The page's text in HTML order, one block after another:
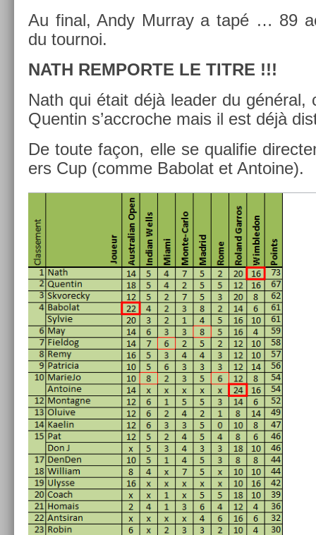
Au final, Andy Mur­ray a tapé … 89
du tour­noi.
NATH RE­MPOR­TE LE TITRE !!!
Nath qui était déjà lead­er du général,
Quen­tin s’accroc­he mais il est déjà
De toute façon, elle se qualifie
ers Cup (comme Babolat et An­toine).